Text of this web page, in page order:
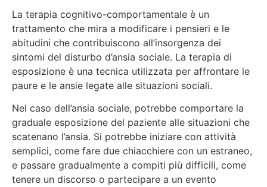
La terapia cognitivo-comportamentale è un
trattamento che mira a modificare i pensieri e le
abitudini che contribuiscono all’insorgenza dei
sintomi del disturbo d’ansia sociale. La terapia di
esposizione è una tecnica utilizzata per affrontare le
paure e le ansie legate alle situazioni sociali.
Nel caso dell’ansia sociale, potrebbe comportare la
graduale esposizione del paziente alle situazioni che
scatenano l’ansia. Si potrebbe iniziare con attività
semplici, come fare due chiacchiere con un estraneo,
e passare gradualmente a compiti più difficili, come
tenere un discorso o partecipare a un evento